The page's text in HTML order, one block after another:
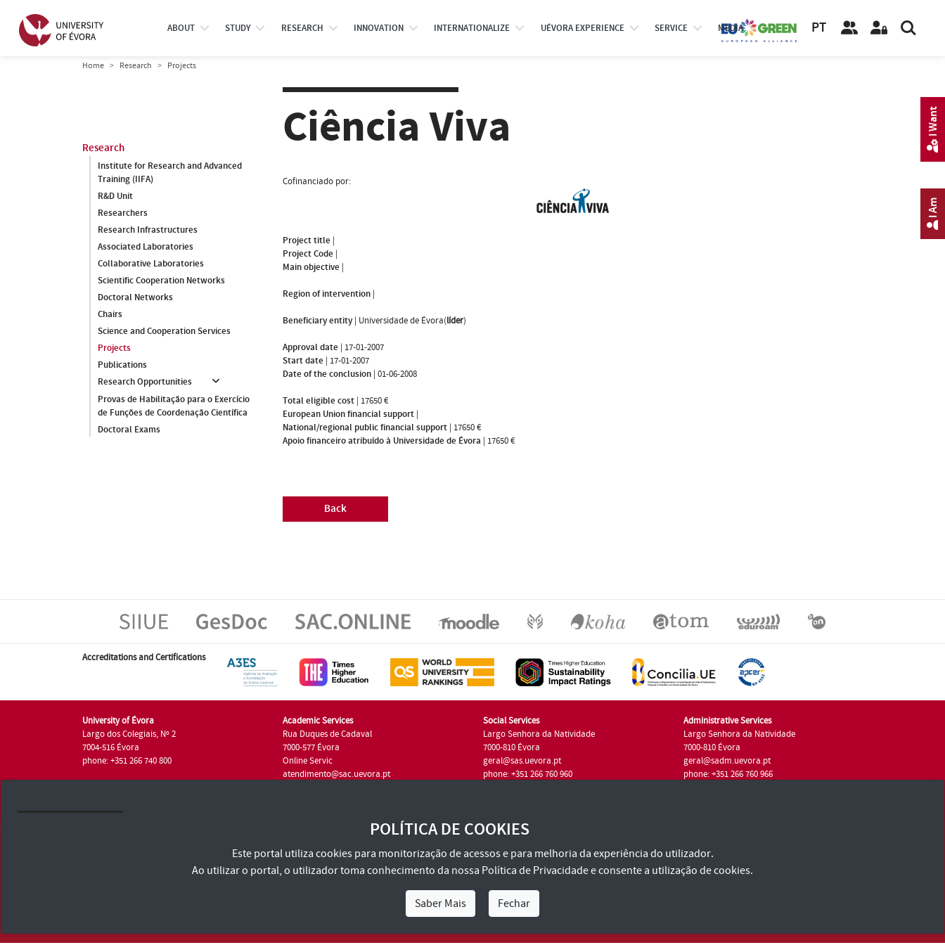
ABOUT STUDY RESEARCH INNOVATION INTERNATIONALIZE UÉVORA EXPERIENCE SERVICE MEDIA PT
Home Research Projects
Research
Institute for Research and Advanced
Training (IIFA)
R&D Unit
Researchers
Research Infrastructures
Associated Laboratories
Collaborative Laboratories
Scientific Cooperation Networks
Doctoral Networks
Chairs
Science and Cooperation Services
Projects
Publications
Research Opportunities
Provas de Habilitação para o Exercício
de Funções de Coordenação Científica
Doctoral Exams
Ciência Viva
Cofinanciado por:
Project title |
Project Code |
Main objective |
Region of intervention |
Beneficiary entity| Universidade de Évora(líder)
Approval date | 17-01-2007
Start date | 17-01-2007
Date of the conclusion | 01-06-2008
Total eligible cost | 17650 €
European Union financial support |
National/regional public financial support | 17650 €
Apoio financeiro atribuído à Universidade de Évora | 17650 €
Back
Accreditations and Certifications
University of Évora
Largo dos Colegiais, Nº 2
7004-516 Évora
phone: +351 266 740 800
Academic Services
Rua Duques de Cadaval
7000-577 Évora
Online Servic
atendimento@sac.uevora.pt
Social Services
Largo Senhora da Natividade
7000-810 Évora
geral@sas.uevora.pt
phone: +351 266 760 960
Administrative Services
Largo Senhora da Natividade
7000-810 Évora
geral@sadm.uevora.pt
phone: +351 266 760 966
Terms and Conditions and Privacy Policy
I Am
I Want
POLÍTICA DE COOKIES
Este portal utiliza cookies para monitorização de acessos e para melhoria da experiência do utilizador.
Ao utilizar o portal, o utilizador toma conhecimento da nossa Política de Privacidadee consente a utilização de cookies.
Saber Mais Fechar